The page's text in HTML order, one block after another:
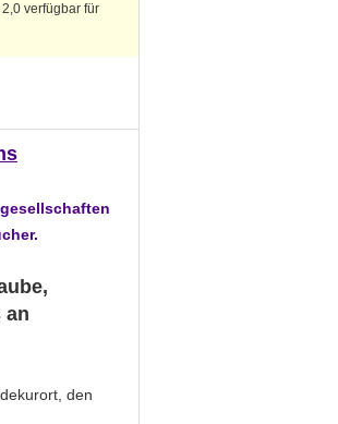
verfügbar für
an
den